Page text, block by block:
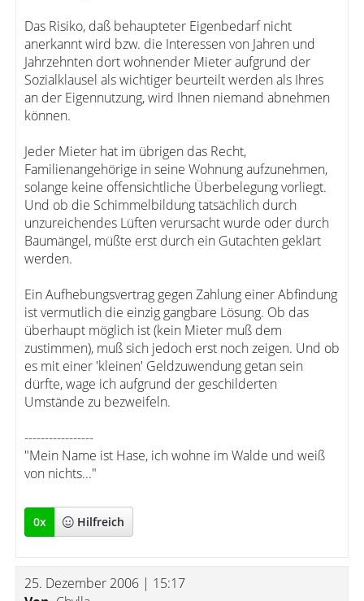
Das Risiko, daß behaupteter Eigenbedarf nicht
anerkannt wird bzw. die Interessen von Jahren und
Jahrzehnten dort wohnender Mieter aufgrund der
Sozialklausel als wichtiger beurteilt werden als Ihres
an der Eigennutzung, wird Ihnen niemand abnehmen
können.
Jeder Mieter hat im übrigen das Recht,
Familienangehörige in seine Wohnung aufzunehmen,
solange keine offensichtliche Überbelegung vorliegt.
Und ob die Schimmelbildung tatsächlich durch
unzureichendes Lüften verursacht wurde oder durch
Baumängel, müßte erst durch ein Gutachten geklärt
werden.
Ein Aufhebungsvertrag gegen Zahlung einer Abfindung
ist vermutlich die einzig gangbare Lösung. Ob das
überhaupt möglich ist (kein Mieter muß dem
zustimmen), muß sich jedoch erst noch zeigen. Und ob
es mit einer 'kleinen' Geldzuwendung getan sein
dürfte, wage ich aufgrund der geschilderten
Umstände zu bezweifeln.
-----------------
"Mein Name ist Hase, ich wohne im Walde und weiß
von nichts..."
0x Hilfreich
25. Dezember 2006 | 15:17